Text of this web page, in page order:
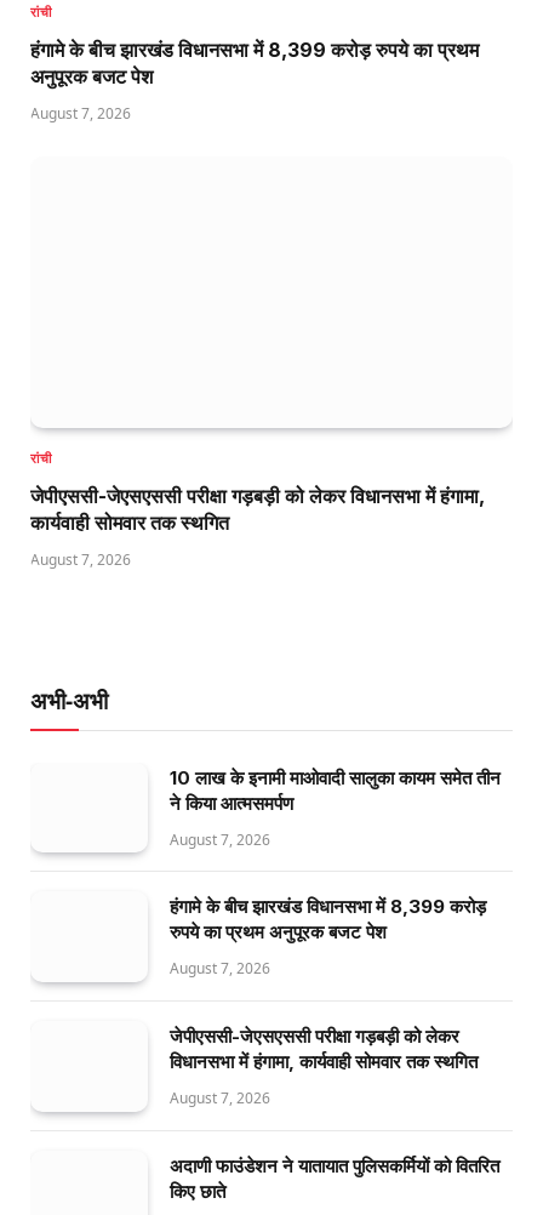
रांची
हंगामे के बीच झारखंड विधानसभा में 8,399 करोड़ रुपये का प्रथम
अनुपूरक बजट पेश
August 7, 2026
रांची
जेपीएससी-जेएसएससी परीक्षा गड़बड़ी को लेकर विधानसभा में हंगामा,
कार्यवाही सोमवार तक स्थगित
August 7, 2026
अभी-अभी
10 लाख के इनामी माओवादी सालुका कायम समेत तीन
ने किया आत्मसमर्पण
August 7, 2026
हंगामे के बीच झारखंड विधानसभा में 8,399 करोड़
रुपये का प्रथम अनुपूरक बजट पेश
August 7, 2026
जेपीएससी-जेएसएससी परीक्षा गड़बड़ी को लेकर
विधानसभा में हंगामा, कार्यवाही सोमवार तक स्थगित
August 7, 2026
अदाणी फाउंडेशन ने यातायात पुलिसकर्मियों को वितरित
किए छाते